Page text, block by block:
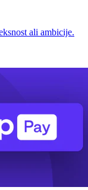
ali ambicije.